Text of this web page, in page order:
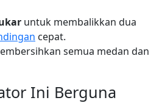
untuk membalikkan dua
cepat.
semua medan dan
Ini Berguna